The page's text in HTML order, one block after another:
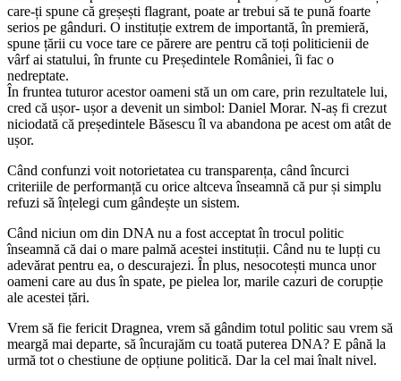
care-ți spune că greșești flagrant, poate ar trebui să te pună foarte
serios pe gânduri. O instituție extrem de importantă, în premieră,
spune țării cu voce tare ce părere are pentru că toți politicienii de
vârf ai statului, în frunte cu Președintele României, îi fac o
nedreptate.
În fruntea tuturor acestor oameni stă un om care, prin rezultatele lui,
cred că ușor- ușor a devenit un simbol: Daniel Morar. N-aș fi crezut
niciodată că președintele Băsescu îl va abandona pe acest om atât de
ușor.
Când confunzi voit notorietatea cu transparența, când încurci
criteriile de performanță cu orice altceva înseamnă că pur și simplu
refuzi să înțelegi cum gândește un sistem.
Când niciun om din DNA nu a fost acceptat în trocul politic
înseamnă că dai o mare palmă acestei instituții. Când nu te lupți cu
adevărat pentru ea, o descurajezi. În plus, nesocotești munca unor
oameni care au dus în spate, pe pielea lor, marile cazuri de corupție
ale acestei țări.
Vrem să fie fericit Dragnea, vrem să gândim totul politic sau vrem să
meargă mai departe, să încurajăm cu toată puterea DNA? E până la
urmă tot o chestiune de opțiune politică. Dar la cel mai înalt nivel.